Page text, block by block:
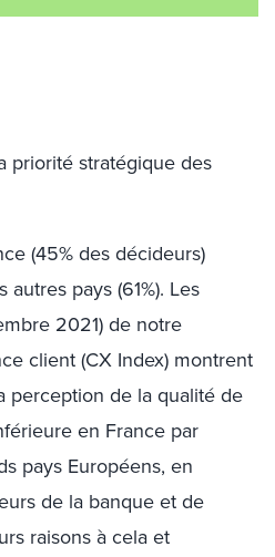
priorité stratégique des
(45% des décideurs)
pays (61%). Les
2021) de notre
client (CX Index) montrent
perception de la qualité de
en France par
pays Européens, en
de la banque et de
raisons à cela et